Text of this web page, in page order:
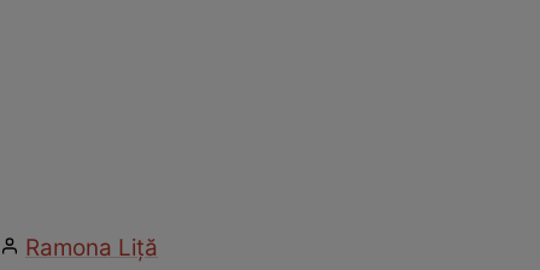
Ramona Liţă